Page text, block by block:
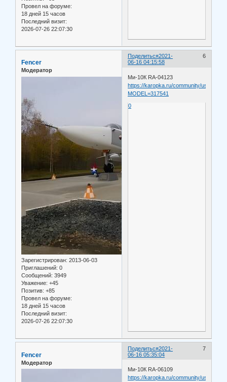
Провел на форуме:
18 дней 15 часов
Последний визит:
2026-07-26 22:07:30
Поделиться 6
2021-
06-16 04:15:58
Fencer
Модератор
Зарегистрирован: 2013-06-03
Приглашений: 0
Сообщений: 3949
Уважение: +45
Позитив: +85
Провел на форуме:
18 дней 15 часов
Последний визит:
2026-07-26 22:07:30
Ми-10К RA-04123
https://karopka.ru/community/user/
MODEL=317541
0
Поделиться 7
2021-
06-16 05:35:04
Fencer
Модератор
Ми-10К RA-06109
https://karopka.ru/community/user/